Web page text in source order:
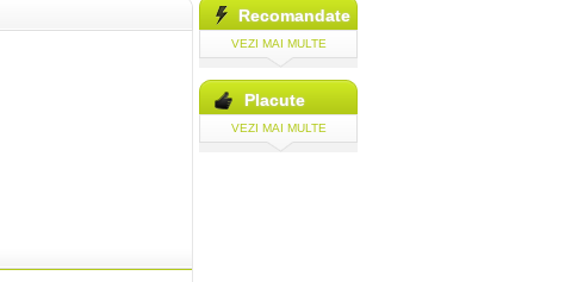
Recomandate
VEZI MAI MULTE
Placute
VEZI MAI MULTE